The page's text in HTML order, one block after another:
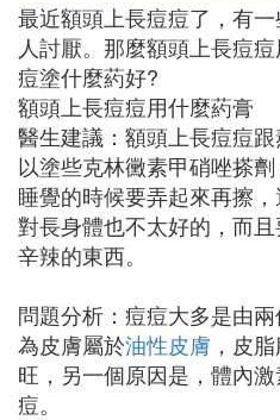
最近額頭上長痘痘了，有
人討厭。那麼額頭上長痘
痘塗什麼葯好?
額頭上長痘痘用什麼葯膏
醫生建議：額頭上長痘痘
以塗些克林黴素甲硝唑搽
睡覺的時候要弄起來再擦
對長身體也不太好的，而
辛辣的東西。
問題分析：痘痘大多是由
為皮膚屬於油性皮膚 ，皮
旺，另一個原因是，體內
痘。